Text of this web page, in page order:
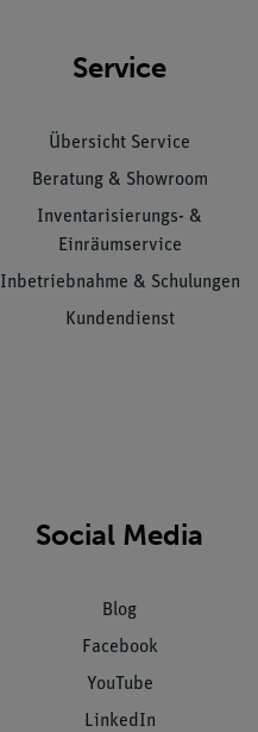
Service
Übersicht Service
Beratung & Showroom
Inventarisierungs- &
Einräumservice
Inbetriebnahme & Schulungen
Kundendienst
Social Media
Blog
Facebook
YouTube
LinkedIn